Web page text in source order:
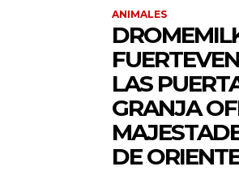
ANIMALES
LAS
GRANJA
DE